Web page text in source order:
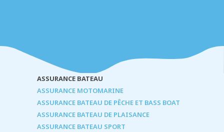
ASSURANCE BATEAU
ASSURANCE MOTOMARINE
ASSURANCE BATEAU DE PÊCHE ET BASS BOAT
ASSURANCE BATEAU DE PLAISANCE
ASSURANCE BATEAU SPORT